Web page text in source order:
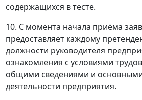
содержащихся в тесте.
10. С момента начала приёма
предоставляет каждому
должности руководителя
ознакомления с условиями
общими сведениями и
деятельности предприятия.